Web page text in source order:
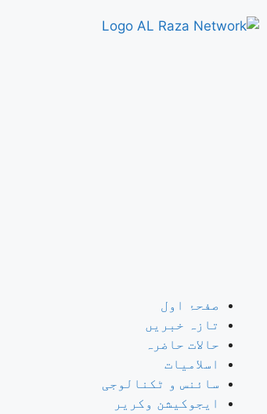
صفحۂ اول
تازہ خبریں
حالات حاضرہ
اسلامیات
سائنس و ٹکنالوجی
ایجوکیشن وکریر